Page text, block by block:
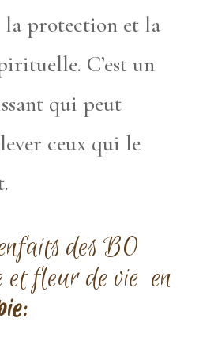
la protection et la
C’est un
qui peut
ceux qui le
des BO
et fleur de vie en